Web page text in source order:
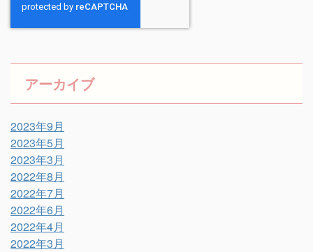
アーカイブ
2023年9月
2023年5月
2023年3月
2022年8月
2022年7月
2022年6月
2022年4月
2022年3月